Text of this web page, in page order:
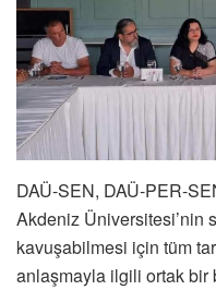
DAÜ-SEN, DAÜ-PER-
Akdeniz Üniversitesi’nin
kavuşabilmesi için tüm
anlaşmayla ilgili ortak bir